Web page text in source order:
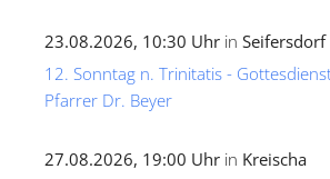
23.08.2026, 10:30 Uhr in Seifersdorf
12. Sonntag n. Trinitatis -
Pfarrer Dr. Beyer
27.08.2026, 19:00 Uhr in Kreischa